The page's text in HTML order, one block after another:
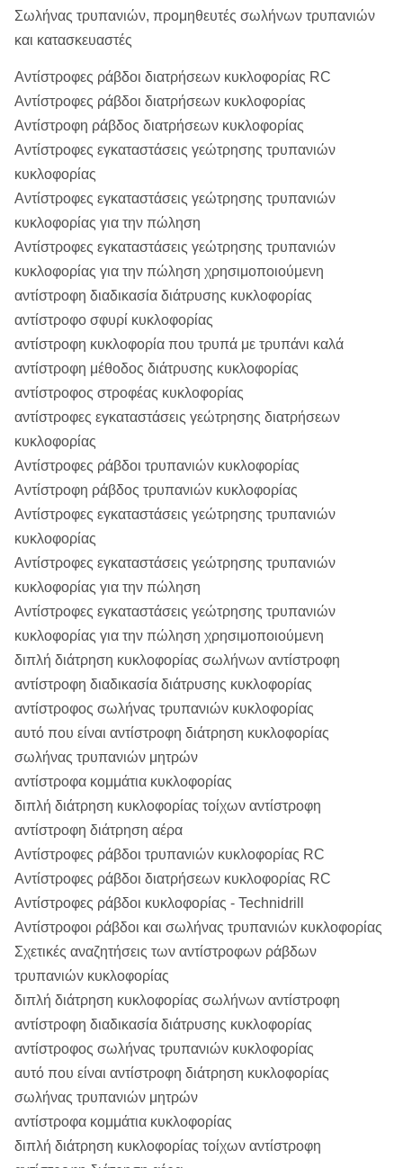
Σωλήνας τρυπανιών, προμηθευτές σωλήνων τρυπανιών
και κατασκευαστές
Αντίστροφες ράβδοι διατρήσεων κυκλοφορίας RC
Αντίστροφες ράβδοι διατρήσεων κυκλοφορίας
Αντίστροφη ράβδος διατρήσεων κυκλοφορίας
Αντίστροφες εγκαταστάσεις γεώτρησης τρυπανιών
κυκλοφορίας
Αντίστροφες εγκαταστάσεις γεώτρησης τρυπανιών
κυκλοφορίας για την πώληση
Αντίστροφες εγκαταστάσεις γεώτρησης τρυπανιών
κυκλοφορίας για την πώληση χρησιμοποιούμενη
αντίστροφη διαδικασία διάτρυσης κυκλοφορίας
αντίστροφο σφυρί κυκλοφορίας
αντίστροφη κυκλοφορία που τρυπά με τρυπάνι καλά
αντίστροφη μέθοδος διάτρυσης κυκλοφορίας
αντίστροφος στροφέας κυκλοφορίας
αντίστροφες εγκαταστάσεις γεώτρησης διατρήσεων
κυκλοφορίας
Αντίστροφες ράβδοι τρυπανιών κυκλοφορίας
Αντίστροφη ράβδος τρυπανιών κυκλοφορίας
Αντίστροφες εγκαταστάσεις γεώτρησης τρυπανιών
κυκλοφορίας
Αντίστροφες εγκαταστάσεις γεώτρησης τρυπανιών
κυκλοφορίας για την πώληση
Αντίστροφες εγκαταστάσεις γεώτρησης τρυπανιών
κυκλοφορίας για την πώληση χρησιμοποιούμενη
διπλή διάτρηση κυκλοφορίας σωλήνων αντίστροφη
αντίστροφη διαδικασία διάτρυσης κυκλοφορίας
αντίστροφος σωλήνας τρυπανιών κυκλοφορίας
αυτό που είναι αντίστροφη διάτρηση κυκλοφορίας
σωλήνας τρυπανιών μητρών
αντίστροφα κομμάτια κυκλοφορίας
διπλή διάτρηση κυκλοφορίας τοίχων αντίστροφη
αντίστροφη διάτρηση αέρα
Αντίστροφες ράβδοι τρυπανιών κυκλοφορίας RC
Αντίστροφες ράβδοι διατρήσεων κυκλοφορίας RC
Αντίστροφες ράβδοι κυκλοφορίας - Technidrill
Αντίστροφοι ράβδοι και σωλήνας τρυπανιών κυκλοφορίας
Σχετικές αναζητήσεις των αντίστροφων ράβδων
τρυπανιών κυκλοφορίας
διπλή διάτρηση κυκλοφορίας σωλήνων αντίστροφη
αντίστροφη διαδικασία διάτρυσης κυκλοφορίας
αντίστροφος σωλήνας τρυπανιών κυκλοφορίας
αυτό που είναι αντίστροφη διάτρηση κυκλοφορίας
σωλήνας τρυπανιών μητρών
αντίστροφα κομμάτια κυκλοφορίας
διπλή διάτρηση κυκλοφορίας τοίχων αντίστροφη